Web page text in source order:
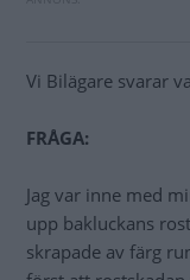
Vi Bilägare svarar
FRÅGA:
Jag var inne med
upp bakluckans
skrapade av färg